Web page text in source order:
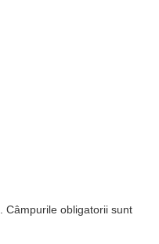
Câmpurile obligatorii sunt